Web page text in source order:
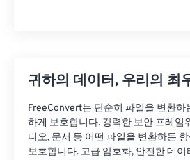
귀하의 데이터, 우리의 최
FreeConvert는 단순히 파일을 변환하
하게 보호합니다. 강력한 보안 프레임
디오, 문서 등 어떤 파일을 변환하든
보호합니다. 고급 암호화, 안전한 데